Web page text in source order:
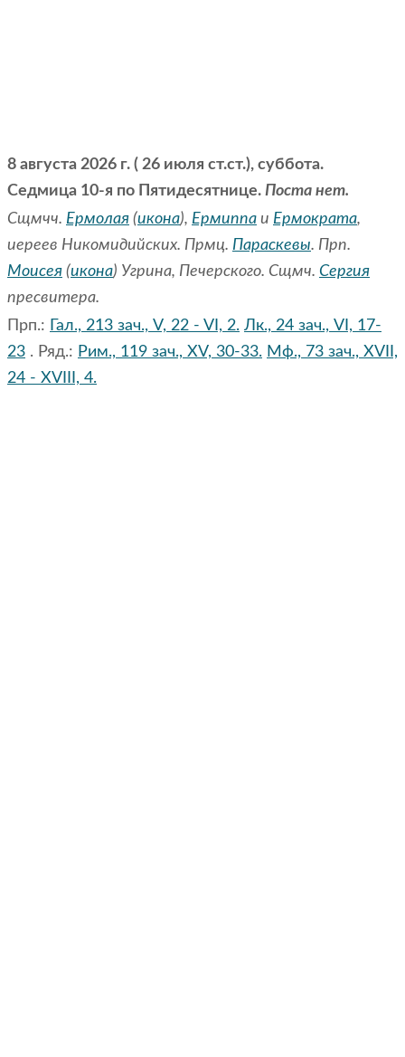
8 августа 2026 г. ( 26 июля ст.ст.), суббота.
Седмица 10-я по Пятидесятнице. Поста нет.
Сщмчч. Ермолая (икона), Ермиппа и Ермократа,
иереев Никомидийских. Прмц. Параскевы. Прп.
Моисея (икона) Угрина, Печерского. Сщмч. Сергия
пресвитера.
Прп.: Гал., 213 зач., V, 22 - VI, 2. Лк., 24 зач., VI, 17-
23 . Ряд.: Рим., 119 зач., XV, 30-33. Мф., 73 зач., XVII,
24 - XVIII, 4.